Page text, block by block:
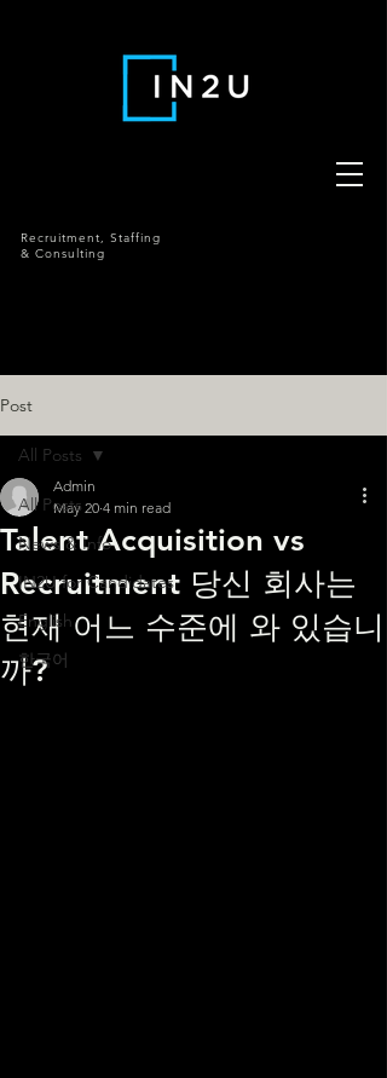
Recruitment, Staffing
& Consulting
Post
All Posts
News & Info
IN2U for Candidates
English
한국어
All Posts
Talent Acquisition vs
Recruitment 당신 회사는
현재 어느 수준에 와 있습니
까?
Admin
May 20 4 min read